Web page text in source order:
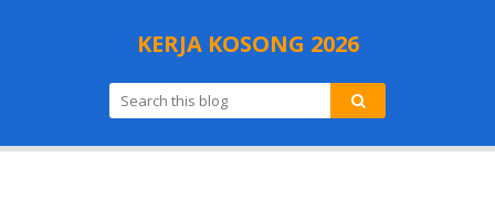
KERJA KOSONG 2026